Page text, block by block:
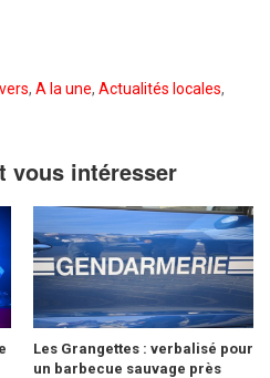
, A la une, Actualités locales,
vous intéresser
Les Grangettes : verbalisé pour
un barbecue sauvage près